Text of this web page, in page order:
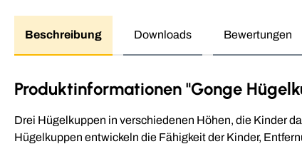
Beschreibung Downloads Bewertungen
Produktinformationen "Gonge
Drei Hügelkuppen in verschiedenen Höhen, die Kinder
Hügelkuppen entwickeln die Fähigkeit der Kinder,